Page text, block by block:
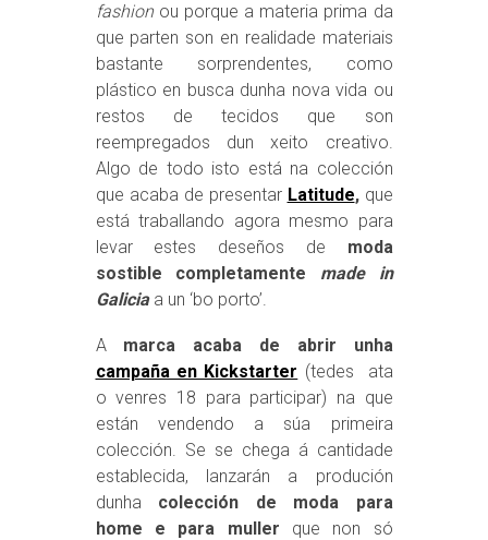
fashionou porque a materia prima da
que parten son en realidade materiais
bastante sorprendentes, como
plástico en busca dunha nova vida ou
restos de tecidos que son
reempregados dun xeito creativo.
Algo de todo isto está na colección
que acaba de presentar Latitude,que
está traballando agora mesmo para
levar estes deseños de moda
sostible completamente made in
Galiciaa un ‘bo porto’.
A marca acaba de abrir unha
campaña en Kickstarter (tedes ata
o venres 18 para participar) na que
están vendendo a súa primeira
colección. Se se chega á cantidade
establecida, lanzarán a produción
dunha colección de moda para
home e para muller que non só